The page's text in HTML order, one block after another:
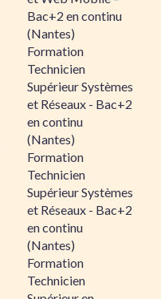
Bac+2 en continu
(Nantes)
Formation
Technicien
Supérieur Systèmes
et Réseaux - Bac+2
en continu
(Nantes)
Formation
Technicien
Supérieur Systèmes
et Réseaux - Bac+2
en continu
(Nantes)
Formation
Technicien